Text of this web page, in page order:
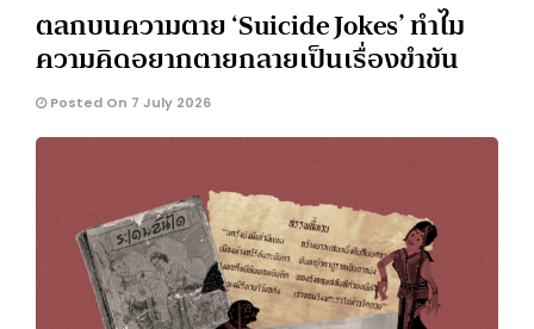
ตลกบนความตาย ‘Suicide Jokes’ ทำไม
ความคิดอยากตายกลายเป็นเรื่องขำขัน
Posted On 7 July 2026